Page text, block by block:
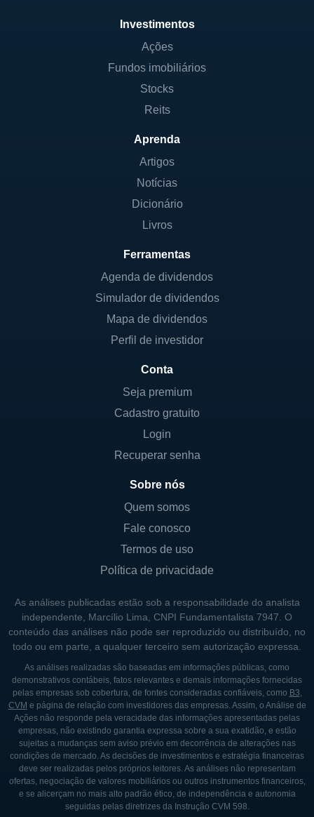
Investimentos
Ações
Fundos imobiliários
Stocks
Reits
Aprenda
Artigos
Notícias
Dicionário
Livros
Ferramentas
Agenda de dividendos
Simulador de dividendos
Mapa de dividendos
Perfil de investidor
Conta
Seja premium
Cadastro gratuito
Login
Recuperar senha
Sobre nós
Quem somos
Fale conosco
Termos de uso
Política de privacidade
As análises publicadas estão sob a responsabilidade do analista
independente, Marcílio Lima, CNPI Fundamentalista 7947. O
conteúdo das análises não pode ser reproduzido ou distribuído, no
todo ou em parte, a qualquer terceiro sem autorização expressa.
As análises realizadas são baseadas em informações públicas, como
demonstrativos contábeis, fatos relevantes e demais informações fornecidas
pelas empresas sob cobertura, de fontes consideradas confiáveis, como B3,
CVM e página de relação com investidores das empresas. Assim, o Análise de
Ações não responde pela veracidade das informações apresentadas pelas
empresas, não existindo garantia expressa sobre a sua exatidão, e estão
sujeitas a mudanças sem aviso prévio em decorrência de alterações nas
condições de mercado. As decisões de investimentos e estratégia financeiras
deve ser realizadas pelos próprios leitores. As análises não representam
ofertas, negociação de valores mobiliários ou outros instrumentos financeiros,
e se alicerçam no mais alto padrão ético, de independência e autonomia
seguidas pelas diretrizes da Instrução CVM 598.